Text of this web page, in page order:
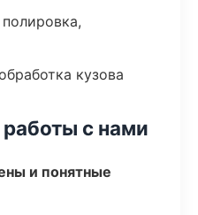
кузова
с нами
и понятные